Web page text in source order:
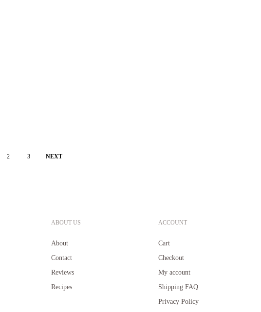
2 3 NEXT
ABOUT US
About
Contact
Reviews
Recipes
ACCOUNT
Cart
Checkout
My account
Shipping FAQ
Privacy Policy